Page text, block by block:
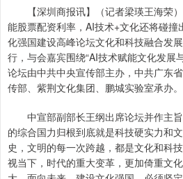
【深圳商报讯】（记者梁瑛王海荣）
能股票配资利率，AI技术+文化还将碰
化强国建设高峰论坛文化和科技融合发
行，与会嘉宾围绕“AI技术赋能文化发展
论坛由中共中央宣传部主办，中共广东
传部、紫荆文化集团、鹏城实验室承办。
中宣部副部长王纲出席论坛并作主旨
的综合国力归根到底就是科技硬实力和
史，文明的每一次跨越，都是文化和科
视当下，时代的重大变革，更加倚重文